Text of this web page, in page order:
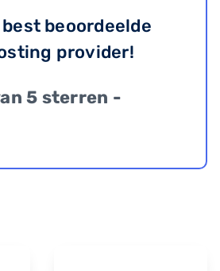
best beoordeelde
provider!
5 sterren -